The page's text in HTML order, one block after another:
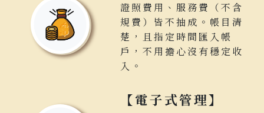
證照費用、服務費（不含
規費）皆不抽成。帳目清
楚，且指定時間匯入帳
戶，不用擔心沒有穩定收
入。
【電子式管理】